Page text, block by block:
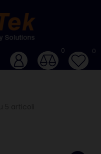
0 0